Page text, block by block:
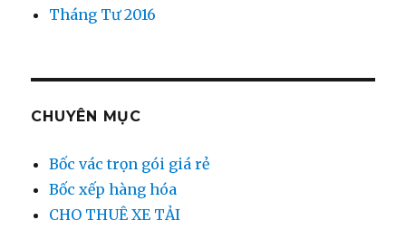
Tháng Tư 2016
CHUYÊN MỤC
Bốc vác trọn gói giá rẻ
Bốc xếp hàng hóa
CHO THUÊ XE TẢI